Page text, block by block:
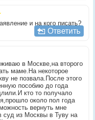
и на кого писать?
Ответить
в Москве,на второго
маме.На некоторое
не позвала.После этого
пособию до года
кто то получало
около пол года
вернуть мне
суд из Москвы в Туву на